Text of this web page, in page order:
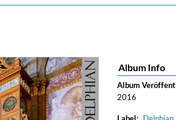
Album Info
Album
2016